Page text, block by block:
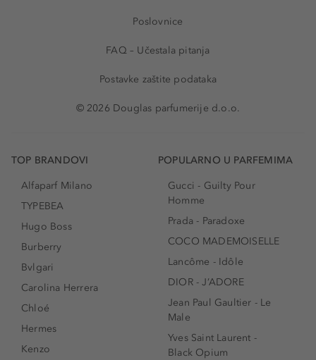
Poslovnice
FAQ – Učestala pitanja
Postavke zaštite podataka
© 2026 Douglas parfumerije d.o.o.
TOP BRANDOVI
Alfaparf Milano
TYPEBEA
Hugo Boss
Burberry
Bvlgari
Carolina Herrera
Chloé
Hermes
Kenzo
POPULARNO U PARFEMIMA
Gucci - Guilty Pour
Homme
Prada - Paradoxe
COCO MADEMOISELLE
Lancôme - Idôle
DIOR - J’ADORE
Jean Paul Gaultier - Le
Male
Yves Saint Laurent -
Black Opium